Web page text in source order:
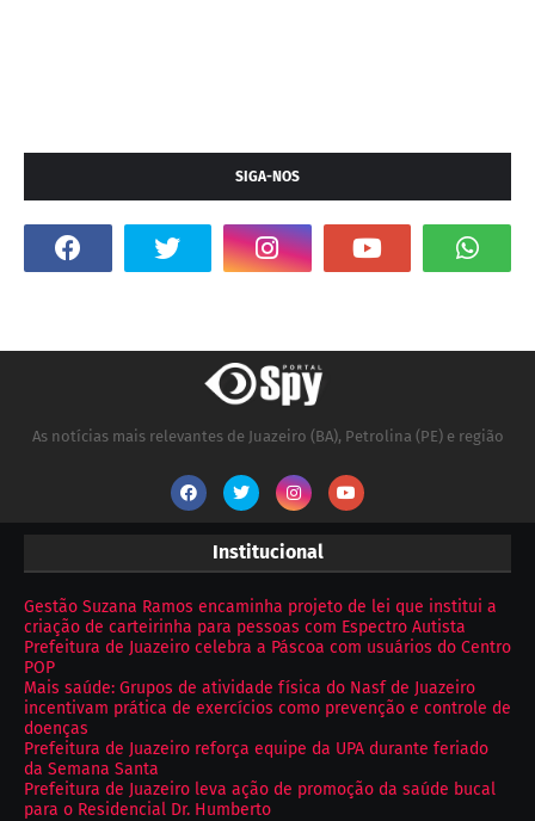
SIGA-NOS
As notícias mais relevantes de Juazeiro (BA), Petrolina (PE) e região
Institucional
Gestão Suzana Ramos encaminha projeto de lei que institui a
criação de carteirinha para pessoas com Espectro Autista
Prefeitura de Juazeiro celebra a Páscoa com usuários do Centro
POP
Mais saúde: Grupos de atividade física do Nasf de Juazeiro
incentivam prática de exercícios como prevenção e controle de
doenças
Prefeitura de Juazeiro reforça equipe da UPA durante feriado
da Semana Santa
Prefeitura de Juazeiro leva ação de promoção da saúde bucal
para o Residencial Dr. Humberto